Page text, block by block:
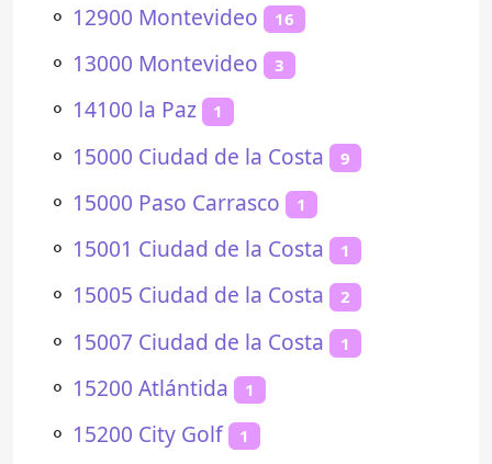
⚬ 12900 Montevideo 16
⚬ 13000 Montevideo 3
⚬ 14100 la Paz 1
⚬ 15000 Ciudad de la Costa 9
⚬ 15000 Paso Carrasco 1
⚬ 15001 Ciudad de la Costa 1
⚬ 15005 Ciudad de la Costa 2
⚬ 15007 Ciudad de la Costa 1
⚬ 15200 Atlántida 1
⚬ 15200 City Golf 1